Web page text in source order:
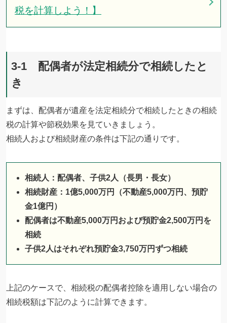
税を計算しよう！】
3-1 配偶者が法定相続分で相続したと
き
まずは、配偶者が遺産を法定相続分で相続したときの相続
税の計算や節税効果を見ていきましょう。
相続人および相続財産の条件は下記の通りです。
相続人：配偶者、子供2人（長男・長女）
相続財産：1億5,000万円（不動産5,000万円、預貯
金1億円）
配偶者は不動産5,000万円および預貯金2,500万円を
相続
子供2人はそれぞれ預貯金3,750万円ずつ相続
上記のケースで、相続税の配偶者控除を適用しない場合の
相続税額は下記のように計算できます。